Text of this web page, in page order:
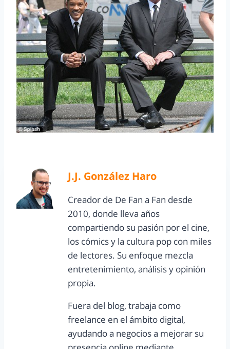
J.J. González Haro
Creador de De Fan a Fan desde
2010, donde lleva años
compartiendo su pasión por el cine,
los cómics y la cultura pop con miles
de lectores. Su enfoque mezcla
entretenimiento, análisis y opinión
propia.
Fuera del blog, trabaja como
freelance en el ámbito digital,
ayudando a negocios a mejorar su